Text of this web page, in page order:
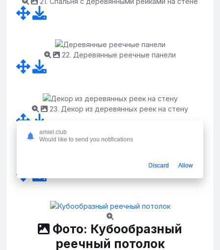
22. Деревянные реечные панели
23. Декор из деревянных реек на стену
24. Деревянные рейки в интерьере
Фото: Кубообразный
реечный потолок
amiel.club
Would like to send you notifications
Discard Allow